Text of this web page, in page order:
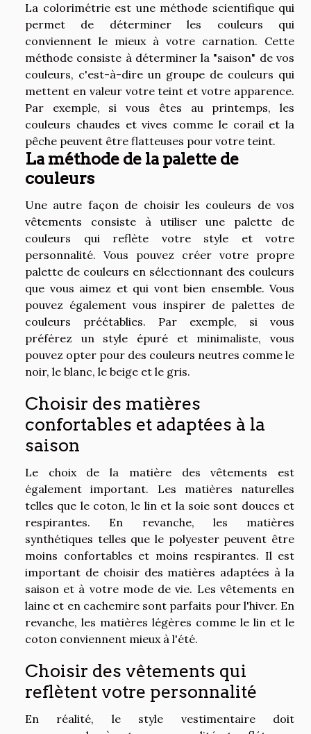
La colorimétrie est une méthode scientifique qui
permet de déterminer les couleurs qui
conviennent le mieux à votre carnation. Cette
méthode consiste à déterminer la "saison" de vos
couleurs, c'est-à-dire un groupe de couleurs qui
mettent en valeur votre teint et votre apparence.
Par exemple, si vous êtes au printemps, les
couleurs chaudes et vives comme le corail et la
pêche peuvent être flatteuses pour votre teint.
La méthode de la palette de
couleurs
Une autre façon de choisir les couleurs de vos
vêtements consiste à utiliser une palette de
couleurs qui reflète votre style et votre
personnalité. Vous pouvez créer votre propre
palette de couleurs en sélectionnant des couleurs
que vous aimez et qui vont bien ensemble. Vous
pouvez également vous inspirer de palettes de
couleurs préétablies. Par exemple, si vous
préférez un style épuré et minimaliste, vous
pouvez opter pour des couleurs neutres comme le
noir, le blanc, le beige et le gris.
Choisir des matières
confortables et adaptées à la
saison
Le choix de la matière des vêtements est
également important. Les matières naturelles
telles que le coton, le lin et la soie sont douces et
respirantes. En revanche, les matières
synthétiques telles que le polyester peuvent être
moins confortables et moins respirantes. Il est
important de choisir des matières adaptées à la
saison et à votre mode de vie. Les vêtements en
laine et en cachemire sont parfaits pour l'hiver. En
revanche, les matières légères comme le lin et le
coton conviennent mieux à l'été.
Choisir des vêtements qui
reflètent votre personnalité
En réalité, le style vestimentaire doit